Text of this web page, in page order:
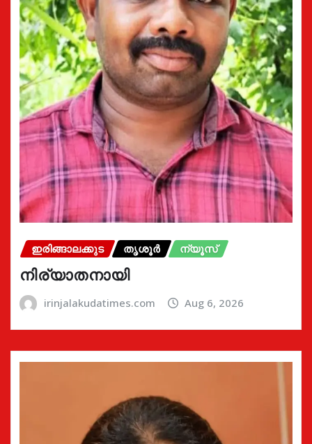
ഇരിങ്ങാലക്കുട തൃശൂർ ന്യൂസ്
നിര്യാതനായി
irinjalakudatimes.com Aug 6, 2026